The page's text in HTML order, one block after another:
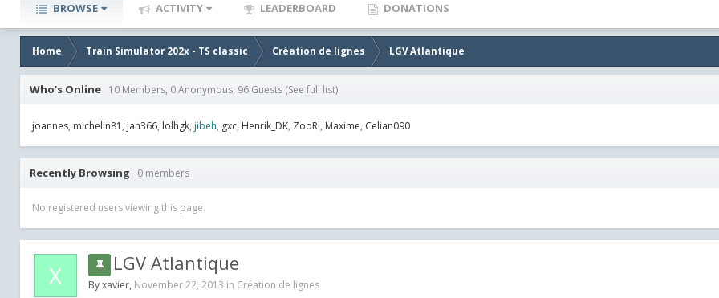
BROWSE ACTIVITY LEADERBOARD DONATIONS
Home Train Simulator 202x - TS classic Création de lignes LGV Atlantique
Who's Online 10 Members, 0 Anonymous, 96 Guests (See full list)
joannes michelin81 jan366 lolhgk jibeh gxc Henrik_DK ZooRl Maxime Celian090
Recently Browsing 0 members
No registered users viewing this page.
LGV Atlantique
Byxavier, November 22, 2013 in Création de lignes